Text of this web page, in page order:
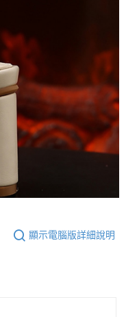
顯示電腦版詳細說明